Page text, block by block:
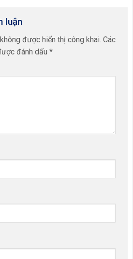
luận
được hiển thị công khai. Các
đánh dấu *